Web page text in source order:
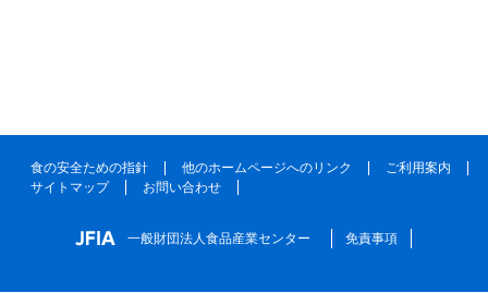
食の安全ための指針 他のホームページへのリンク
ご利用案内
サイトマップ
お問い合わせ
一般財団法人食品産業センター 免責事項